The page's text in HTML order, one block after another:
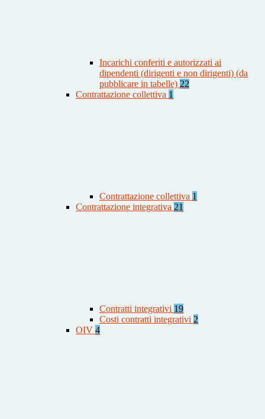
Incarichi conferiti e autorizzati ai
dipendenti (dirigenti e non dirigenti) (da
pubblicare in tabelle) 22
Contrattazione collettiva 1
Contrattazione collettiva 1
Contrattazione integrativa 21
Contratti integrativi 19
Costi contratti integrativi 2
OIV 4